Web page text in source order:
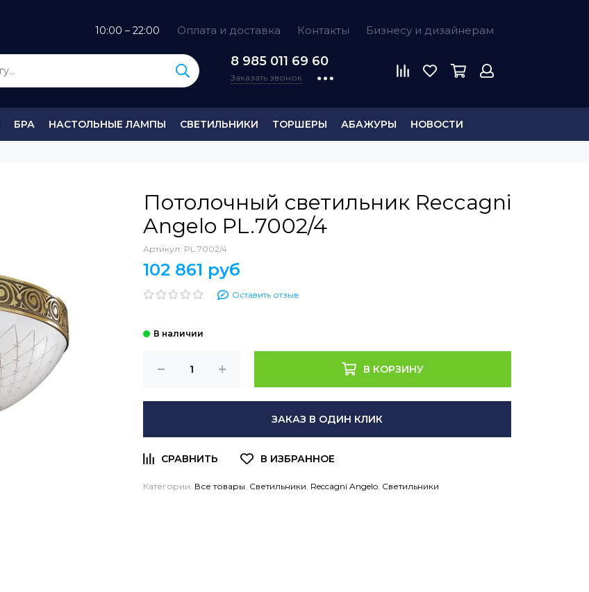
10:00 – 22:00 Оплата и доставка Контакты Бизнесу и дизайнерам
8 985 011 69 60
Заказать звонок
БРА НАСТОЛЬНЫЕ ЛАМПЫ СВЕТИЛЬНИКИ ТОРШЕРЫ АБАЖУРЫ НОВОСТИ
Потолочный светильник Reccagni
Angelo PL.7002/4
Артикул: PL.7002/4
102 861 руб
Оставить отзыв
В КОРЗИНУ
ЗАКАЗ В ОДИН КЛИК
Категории: Все товары Светильники Reccagni Angelo Светильники